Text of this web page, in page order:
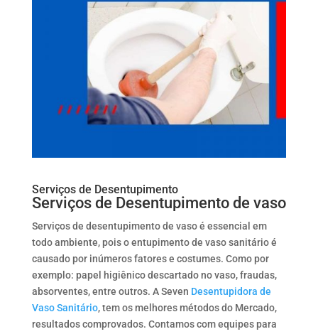
Serviços de Desentupimento
Serviços de Desentupimento de vaso
Serviços de desentupimento de vaso é essencial em
todo ambiente, pois o entupimento de vaso sanitário é
causado por inúmeros fatores e costumes. Como por
exemplo: papel higiênico descartado no vaso, fraudas,
absorventes, entre outros. A Seven Desentupidora de
Vaso Sanitário, tem os melhores métodos do Mercado,
resultados comprovados. Contamos com equipes para